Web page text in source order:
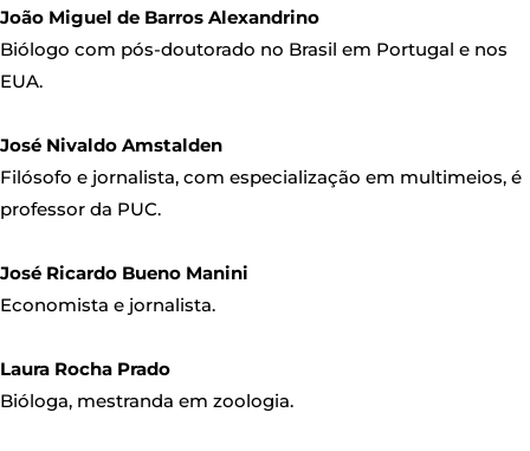
João Miguel de Barros Alexandrino
Biólogo com pós-doutorado no Brasil em Portugal e nos
EUA.
José Nivaldo Amstalden
Filósofo e jornalista, com especialização em multimeios, é
professor da PUC.
José Ricardo Bueno Manini
Economista e jornalista.
Laura Rocha Prado
Bióloga, mestranda em zoologia.